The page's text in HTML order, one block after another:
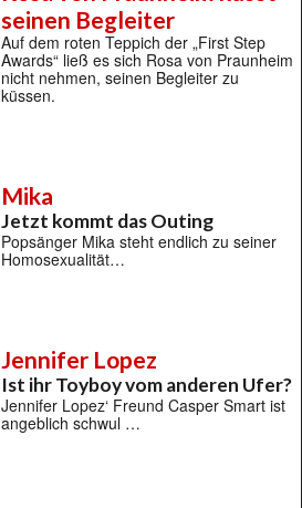
seinen Begleiter
Auf dem roten Teppich der „First Step
Awards“ ließ es sich Rosa von Praunheim
nicht nehmen, seinen Begleiter zu
küssen.
Mika
Jetzt kommt das Outing
Popsänger Mika steht endlich zu seiner
Homosexualität…
Jennifer Lopez
Ist ihr Toyboy vom anderen Ufer?
Jennifer Lopez‘ Freund Casper Smart ist
angeblich schwul …